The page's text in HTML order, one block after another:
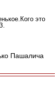
это
Пашалича